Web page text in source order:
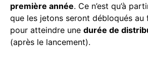
première année. Ce n’est qu’à
que les jetons seront débloqués au
pour atteindre une durée de
(après le lancement).